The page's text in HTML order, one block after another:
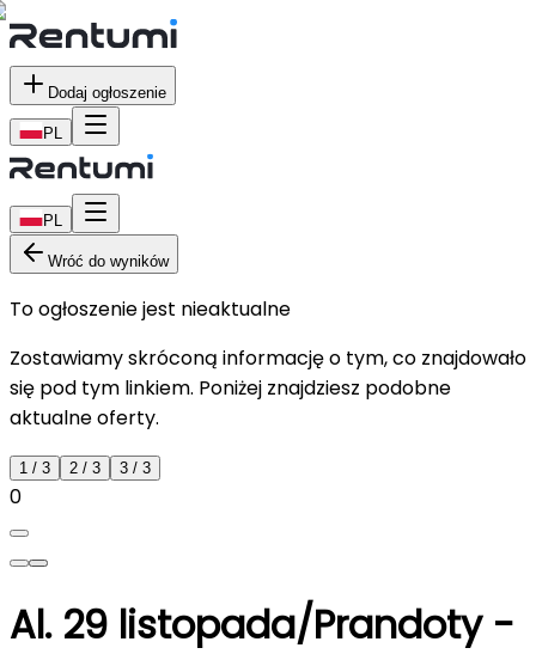
Dodaj ogłoszenie
PL
PL
Wróć do wyników
To ogłoszenie jest nieaktualne
Zostawiamy skróconą informację o tym, co znajdowało
się pod tym linkiem. Poniżej znajdziesz podobne
aktualne oferty.
1 / 3 2 / 3 3 / 3
0
Al. 29 listopada/Prandoty -